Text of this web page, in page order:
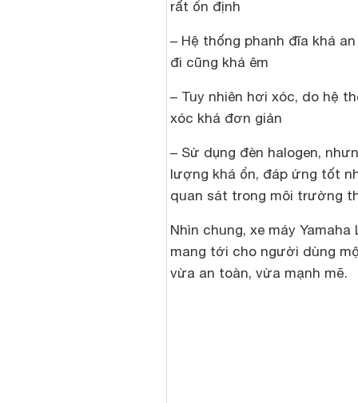
rất ổn định
– Hệ thống phanh đĩa khá
đi cũng khá êm
– Tuy nhiên hơi xóc, do hệ
xóc khá đơn giản
– Sử dụng đèn halogen,
lượng khá ổn, đáp ứng tốt
quan sát trong môi trường
Nhìn chung, xe máy Yamaha
mang tới cho người dùng
vừa an toàn, vừa mạnh mẽ.